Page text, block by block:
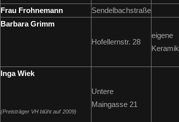
Frau Frohnemann
Sendelbachstraße
Barbara Grimm
Hofellernstr. 28
eigene
Keramik
Inga Wiek
(Preisträger VH blüht auf 2009)
Untere
Maingasse 21